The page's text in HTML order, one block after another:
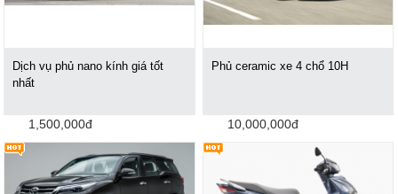
Dịch vụ phủ nano kính giá tốt
nhất
1,500,000đ
Phủ ceramic xe 4 chổ 10H
10,000,000đ